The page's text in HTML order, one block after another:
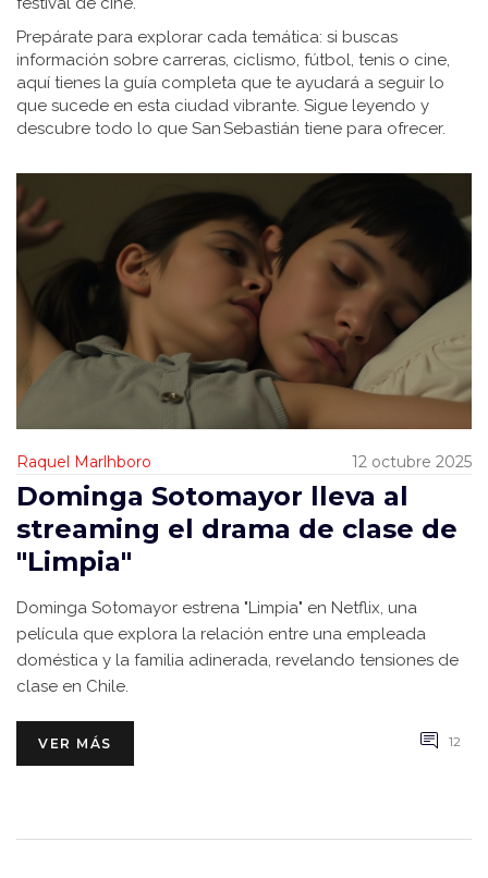
Prepárate para explorar cada temática: si buscas
información sobre carreras, ciclismo, fútbol, tenis o cine,
aquí tienes la guía completa que te ayudará a seguir lo
que sucede en esta ciudad vibrante. Sigue leyendo y
descubre todo lo que San Sebastián tiene para ofrecer.
Raquel Marlhboro 12 octubre 2025
Dominga Sotomayor lleva al
streaming el drama de clase de
"Limpia"
Dominga Sotomayor estrena "Limpia" en Netflix, una
película que explora la relación entre una empleada
doméstica y la familia adinerada, revelando tensiones de
clase en Chile.
VER MÁS 12